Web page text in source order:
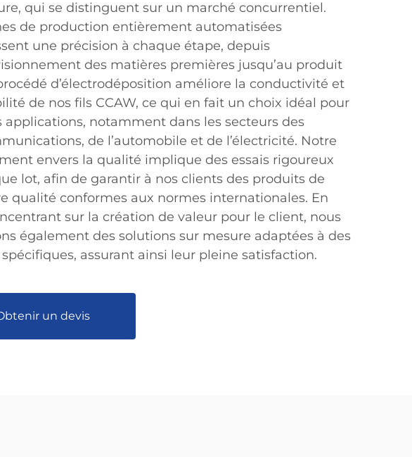
qui se distinguent sur un marché concurrentiel.
de production entièrement automatisées
une précision à chaque étape, depuis
des matières premières jusqu’au produit
d’électrodéposition améliore la conductivité et
de nos fils CCAW, ce qui en fait un choix idéal pour
applications, notamment dans les secteurs des
de l’automobile et de l’électricité. Notre
envers la qualité implique des essais rigoureux
lot, afin de garantir à nos clients des produits de
qualité conformes aux normes internationales. En
sur la création de valeur pour le client, nous
également des solutions sur mesure adaptées à des
assurant ainsi leur pleine satisfaction.
un devis